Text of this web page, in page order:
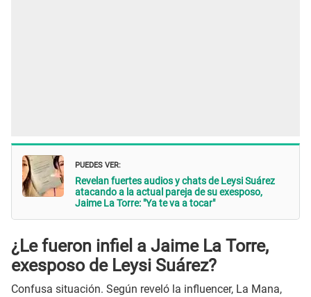
PUEDES VER:
Revelan fuertes audios y chats de Leysi Suárez
atacando a la actual pareja de su exesposo,
Jaime La Torre: "Ya te va a tocar"
¿Le fueron infiel a Jaime La Torre,
exesposo de Leysi Suárez?
Confusa situación. Según reveló la influencer, La Mana,